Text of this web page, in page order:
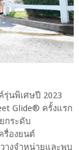
รุ่นพิเศษปี 2023
Glide® ครั้งแรก
กระดับ
รื่องยนต์
างจำหน่ายและพบ